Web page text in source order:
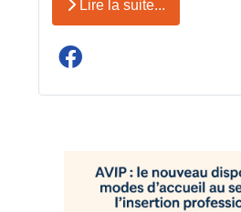
Lire la suite...